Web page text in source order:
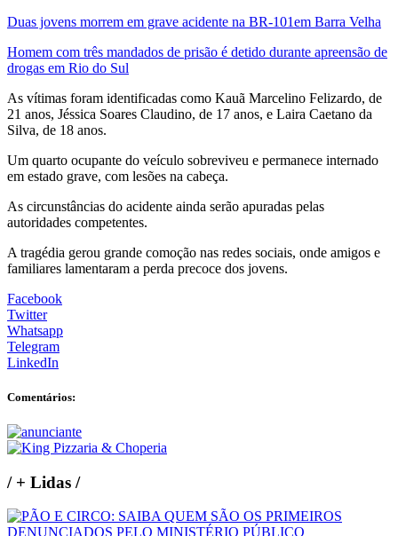
Duas jovens morrem em grave acidente na BR-101em Barra Velha
Homem com três mandados de prisão é detido durante apreensão de
drogas em Rio do Sul
As vítimas foram identificadas como Kauã Marcelino Felizardo, de
21 anos, Jéssica Soares Claudino, de 17 anos, e Laira Caetano da
Silva, de 18 anos.
Um quarto ocupante do veículo sobreviveu e permanece internado
em estado grave, com lesões na cabeça.
As circunstâncias do acidente ainda serão apuradas pelas
autoridades competentes.
A tragédia gerou grande comoção nas redes sociais, onde amigos e
familiares lamentaram a perda precoce dos jovens.
Facebook
Twitter
Whatsapp
Telegram
LinkedIn
Comentários:
/+ Lidas /